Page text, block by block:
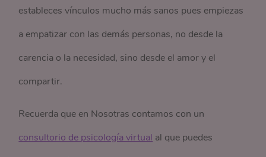
estableces vínculos mucho más sanos pues empiezas
a empatizar con las demás personas, no desde la
carencia o la necesidad, sino desde el amor y el
compartir.
Recuerda que en Nosotras contamos con un
consultorio de psicología virtual al que puedes